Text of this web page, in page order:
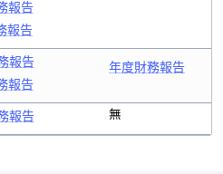
報告
報告
報告
報告
年度財務報告
報告 無